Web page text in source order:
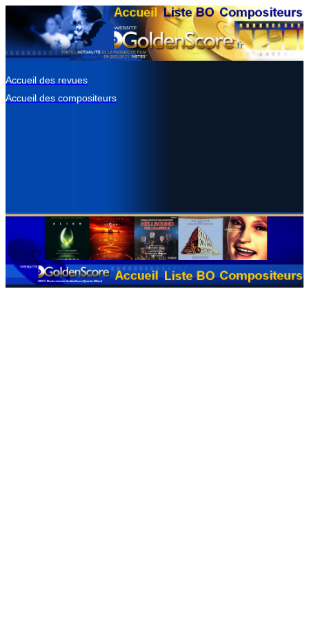
Accueil des revues
Accueil des compositeurs